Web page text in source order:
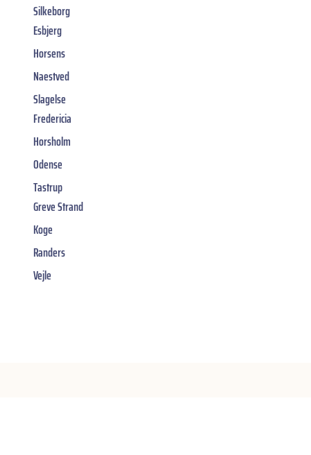
Silkeborg
Esbjerg
Horsens
Naestved
Slagelse
Fredericia
Horsholm
Odense
Tastrup
Greve Strand
Koge
Randers
Vejle